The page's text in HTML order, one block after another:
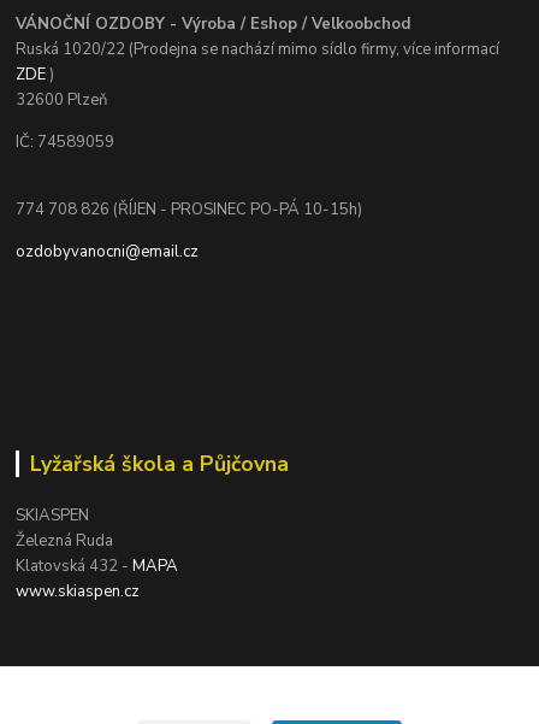
VÁNOČNÍ OZDOBY - Výroba / Eshop / Velkoobchod
Ruská 1020/22 (Prodejna se nachází mimo sídlo firmy, více informací
ZDE)
32600 Plzeň
IČ: 74589059
774 708 826 (ŘÍJEN - PROSINEC PO-PÁ 10-15h)
ozdobyvanocni@email.cz
Lyžařská škola a Půjčovna
SKIASPEN
Železná Ruda
Klatovská 432 -MAPA
www.skiaspen.cz